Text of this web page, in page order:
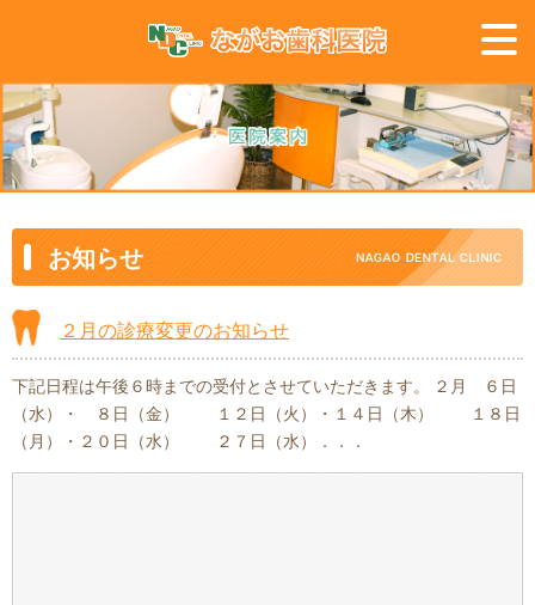
お知らせ
２月の診療変更のお知らせ
下記日程は午後６時までの受付とさせていただきます。 ２月 ６日
（水）・ ８日（金） １２日（火）・１４日（木） １８日
（月）・２０日（水） ２７日（水）．．．